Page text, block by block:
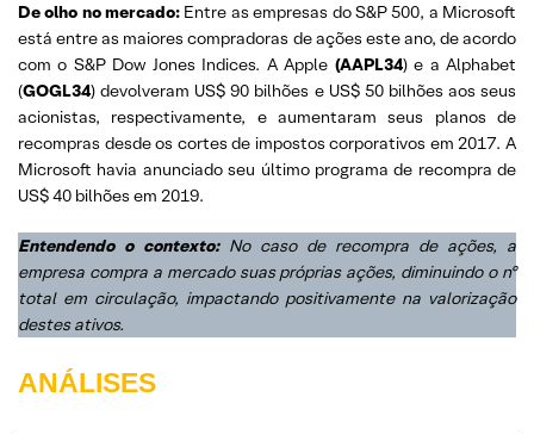
De olho no mercado: Entre as empresas do S&P 500, a Microsoft
está entre as maiores compradoras de ações este ano, de acordo
com o S&P Dow Jones Indices. A Apple (AAPL34) e a Alphabet
(GOGL34) devolveram US$ 90 bilhões e US$ 50 bilhões aos seus
acionistas, respectivamente, e aumentaram seus planos de
recompras desde os cortes de impostos corporativos em 2017. A
Microsoft havia anunciado seu último programa de recompra de
US$ 40 bilhões em 2019.
Entendendo o contexto:No caso de recompra de ações, a
empresa compra a mercado suas próprias ações, diminuindo o nº
total em circulação, impactando positivamente na valorização
destes ativos.
ANÁLISES